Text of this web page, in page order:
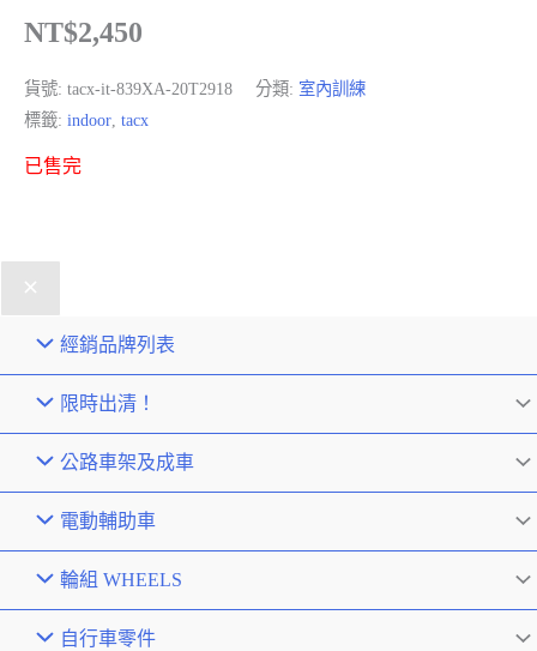
NT$2,450
貨號: tacx-it-839XA-20T2918 分類: 室內訓練
標籤: indoor tacx
已售完
經銷品牌列表
限時出清！
公路車架及成車
電動輔助車
輪組 WHEELS
自行車零件